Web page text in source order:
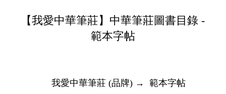
【我愛中華筆莊】中華筆莊圖書目錄 -
範本字帖
我愛中華筆莊 (品牌) → 範本字帖